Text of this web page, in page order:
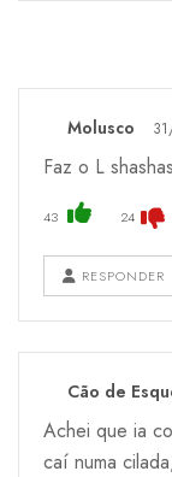
Molusco
Faz o L
43 24
RESPONDER
Cão de
Achei que ia
caí numa